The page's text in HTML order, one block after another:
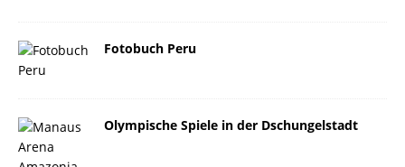
Fotobuch Peru
Olympische Spiele in der Dschungelstadt